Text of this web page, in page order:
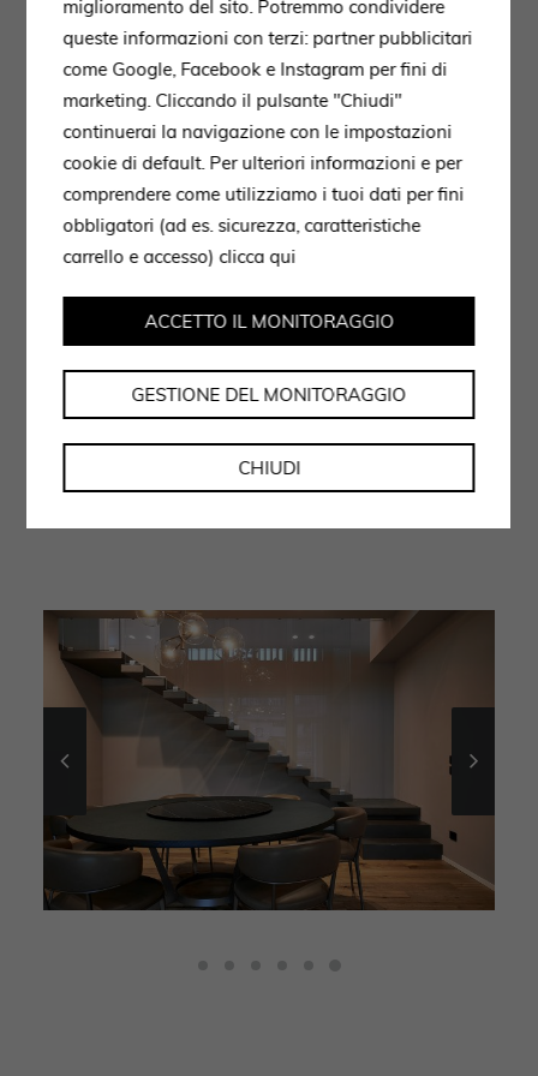
ottone e cristallo illuminano l’ambiente. A completare
lo spazio è stata inserita Pandora, madia in edizione
numerata interamente rivestita in foglia oro e lavorata
a mano, un pezzo di design esclusivo che conferisce
eleganza e unicità.
La cucina con isola centrale è separata dal living da
una porta in vetro con grid in metallo privilegiando
una compenetrazione degli spazi.
Al piano superiore il ballatoio divide la cameretta con
bagno privato dalla suite padronale. La camera
padronale ospita il letto Mr Moonlight di Poltrona
Frau e i preziosi complementi della collezione Fidelio.
Tre scalini all’interno della camera da letto conducono
al bagno privato dove dominano il rivestimento in
miglioramento del sito. Potremmo condividere
queste informazioni con terzi: partner pubblicitari
come Google, Facebook e Instagram per fini di
marketing. Cliccando il pulsante "Chiudi"
continuerai la navigazione con le impostazioni
cookie di default. Per ulteriori informazioni e per
comprendere come utilizziamo i tuoi dati per fini
obbligatori (ad es. sicurezza, caratteristiche
carrello e accesso)clicca qui
CHIUDI
GESTIONE DEL MONITORAGGIO
ACCETTO IL MONITORAGGIO